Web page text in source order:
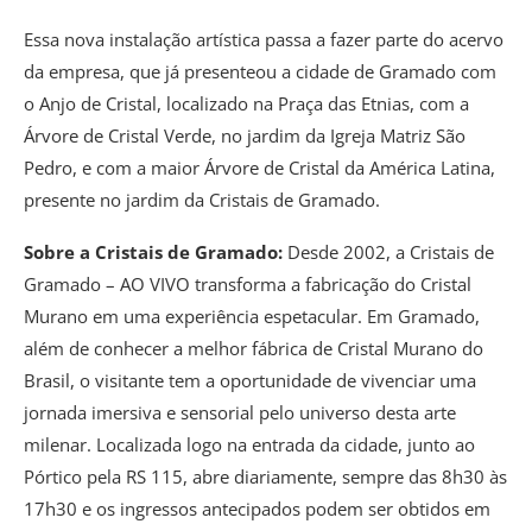
Essa nova instalação artística passa a fazer parte do acervo
da empresa, que já presenteou a cidade de Gramado com
o Anjo de Cristal, localizado na Praça das Etnias, com a
Árvore de Cristal Verde, no jardim da Igreja Matriz São
Pedro, e com a maior Árvore de Cristal da América Latina,
presente no jardim da Cristais de Gramado.
Sobre a Cristais de Gramado: Desde 2002, a Cristais de
Gramado – AO VIVO transforma a fabricação do Cristal
Murano em uma experiência espetacular. Em Gramado,
além de conhecer a melhor fábrica de Cristal Murano do
Brasil, o visitante tem a oportunidade de vivenciar uma
jornada imersiva e sensorial pelo universo desta arte
milenar. Localizada logo na entrada da cidade, junto ao
Pórtico pela RS 115, abre diariamente, sempre das 8h30 às
17h30 e os ingressos antecipados podem ser obtidos em